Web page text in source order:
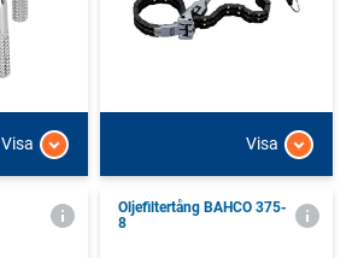
Visa Visa
Oljefiltertång BAHCO 375-
8